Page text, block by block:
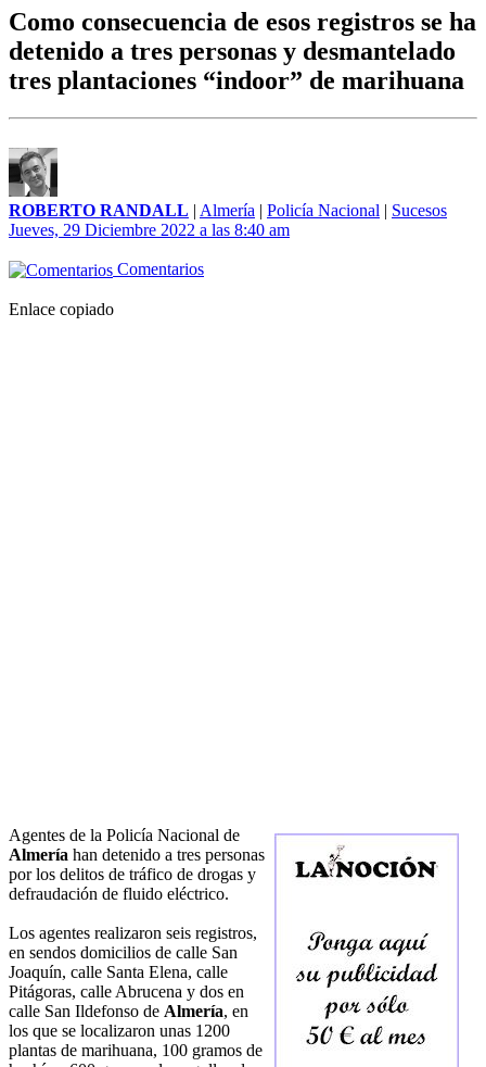
Como consecuencia de esos registros se ha
detenido a tres personas y desmantelado
tres plantaciones “indoor” de marihuana
ROBERTO RANDALL | Almería | Policía Nacional | Sucesos
Jueves, 29 Diciembre 2022 a las 8:40 am
Comentarios
Enlace copiado
Agentes de la Policía Nacional de
Almería han detenido a tres personas
por los delitos de tráfico de drogas y
defraudación de fluido eléctrico.
Los agentes realizaron seis registros,
en sendos domicilios de calle San
Joaquín, calle Santa Elena, calle
Pitágoras, calle Abrucena y dos en
calle San Ildefonso de Almería, en
los que se localizaron unas 1200
plantas de marihuana, 100 gramos de